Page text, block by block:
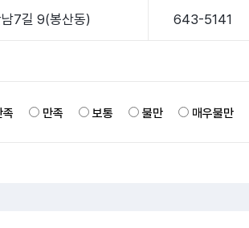
7길 9(봉산동) 643-5141
족 만족 보통 불만 매우불만